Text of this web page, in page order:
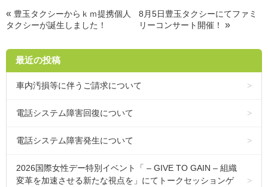
« 豊玉タクシーからｋｍ提携個人
タクシーが誕生しました！
8月5日豊玉タクシーにてファミ
リーコンサート開催！
»
最近の投稿
車内汚損等に伴うご請求について
電話システム障害回復について
電話システム障害発生について
2026国際女性デー特別イベント「 – GIVE TO GAIN – 組織
変革を加速させる新たな視点を」にてトークセッションゲ